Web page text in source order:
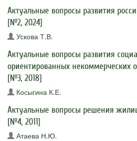
Актуальные вопросы развития
[№2, 2024]
Ускова Т.В.
Актуальные вопросы развития
ориентированных некоммерческих
[№3, 2018]
Косыгина К.Е.
Актуальные вопросы решения
[№4, 2011]
Атаева Н.Ю.